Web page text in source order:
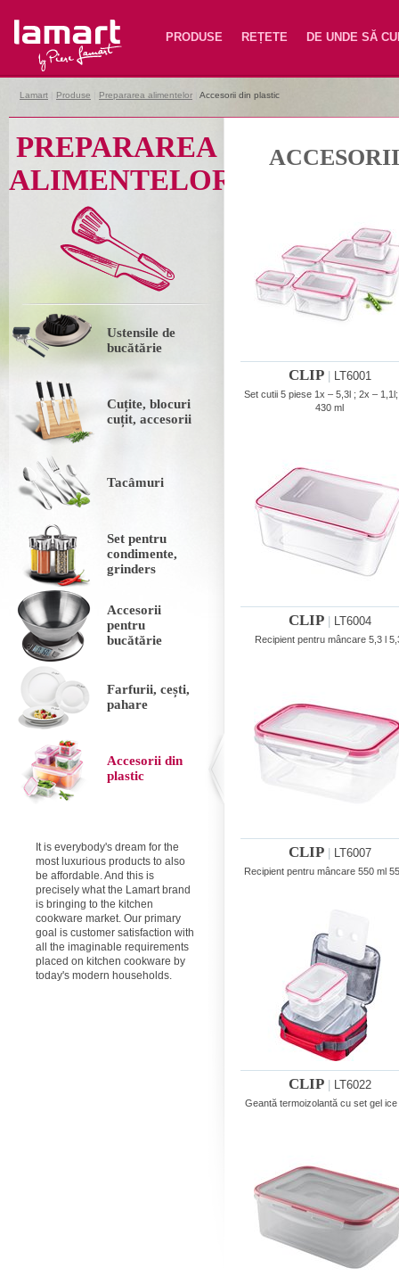
Lamart PRODUSE REȚETE DE UNDE SĂ
Lamart Produse Prepararea alimentelor Accesorii din plastic
PREPARAREA
ALIMENTELOR
Ustensile de
bucătărie
Cuțite, blocuri
cuțit, accesorii
Tacâmuri
Set pentru
condimente,
grinders
Accesorii
pentru
bucătărie
Farfurii, cești,
pahare
Accesorii din
plastic
It is everybody's dream for the
most luxurious products to also
be affordable. And this is
precisely what the Lamart brand
is bringing to the kitchen
cookware market. Our primary
goal is customer satisfaction with
all the imaginable requirements
placed on kitchen cookware by
today's modern households.
CLIP| LT6001
Set cutii 5 piese 1x – 5,3l ; 2x –
430 ml
CLIP| LT6004
Recipient pentru mâncare 5,3 l
CLIP| LT6007
Recipient pentru mâncare 550 ml
CLIP| LT6022
Geantă termoizolantă cu set gel ice